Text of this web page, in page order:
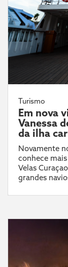
Turismo
Em nova
Vanessa
da ilha
Novamente
conhece
Velas
grandes